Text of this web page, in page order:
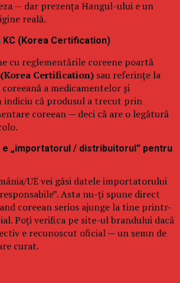
— dar prezența Hangul-ului e un
reală.
KC (Korea Certification)
cu reglementările coreene poartă
Certification) sau referințe la
a medicamentelor și
indiciu că produsul a trecut prin
coreean — deci că are o legătură
„importatorul / distribuitorul” pentru
UE vei găsi datele importatorului
Asta nu-ți spune direct
coreean serios ajunge la tine printr-
Poți verifica pe site-ul brandului dacă
e recunoscut oficial — un semn de
curat.